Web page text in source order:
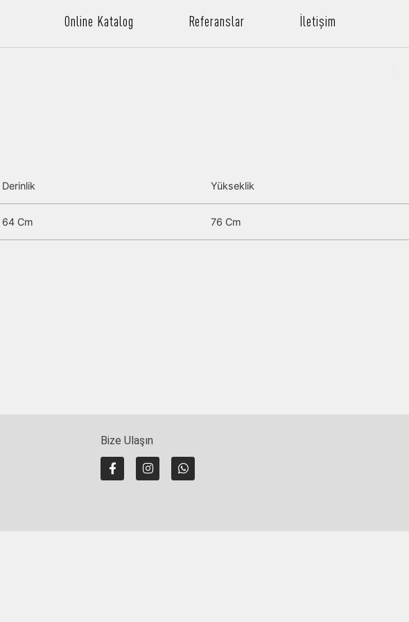
Online Katalog Referanslar İletişim
Derinlik Yükseklik
64 Cm 76 Cm
Bize Ulaşın